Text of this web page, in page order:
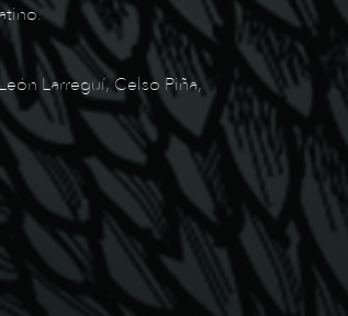
Larreguí, Celso Piña,